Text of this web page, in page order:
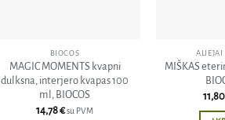
BIOCOS
MAGIC MOMENTS kvapni
dulksna, interjero kvapas 100
ml, BIOCOS
14,78€su PVM
ALIEJAI
MIŠKAS
11,80